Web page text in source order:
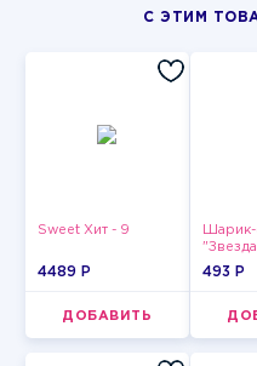
С ЭТИМ
Sweet Хит - 9
4489 P
ДОБАВИТЬ
Шарик-
493 P